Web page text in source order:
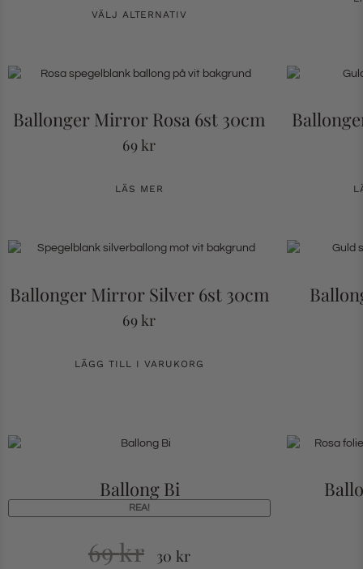
VÄLJ ALTERNATIV
Ballonger Mirror Rosa 6st 30cm
69kr
LÄS MER
Ballonger Mirror Silver 6st 30cm
69kr
LÄGG TILL I VARUKORG
Ballong Bi
REA!
69kr 30 kr